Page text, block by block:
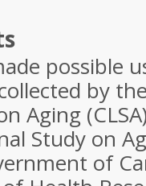
possible
by
Aging
Study on
of